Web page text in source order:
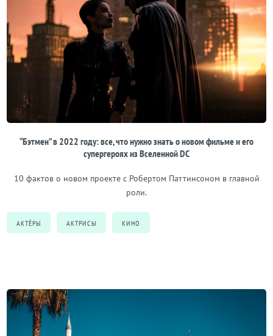
“Бэтмен” в 2022 году: все, что нужно знать о новом фильме и его
супергероях из Вселенной DC
10 фактов о новом проекте с Робертом Паттинсоном в главной
роли.
АКТЁРЫ АКТРИСЫ КИНО